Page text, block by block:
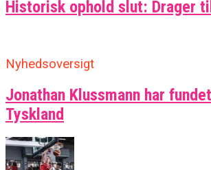
Historisk ophold slut: Drager
Nyhedsoversigt
Jonathan Klussmann har
Tyskland